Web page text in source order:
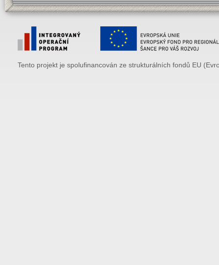
Tento projekt je spolufinancován ze strukturálních fondů EU